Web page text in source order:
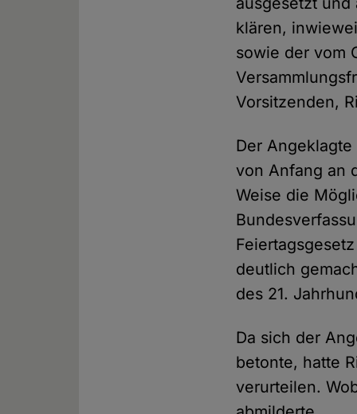
klären,
sowie der vom
Vorsitzenden,
Der
von Anfang an
Weise die
deutlich
des 21.
Da sich der
betonte, hatte
verurteilen.